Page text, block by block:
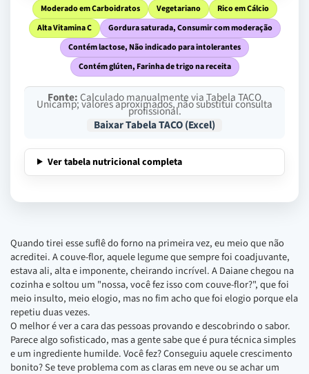
Moderado em Carboidratos Vegetariano
Rico em Cálcio
Alta Vitamina C
Gordura saturada, Consumir com moderação
Contém lactose, Não indicado para intolerantes
Contém glúten, Farinha de trigo na receita
Fonte:Calculado manualmente via Tabela TACO
Unicamp; valores aproximados, não substitui consulta
profissional.
Baixar Tabela TACO (Excel)
Ver tabela nutricional completa
Quando tirei esse suflê do forno na primeira vez, eu meio que não
acreditei. A couve-flor, aquele legume que sempre foi coadjuvante,
estava ali, alta e imponente, cheirando incrível. A Daiane chegou na
cozinha e soltou um "nossa, você fez isso com couve-flor?", que foi
meio insulto, meio elogio, mas no fim acho que foi elogio porque ela
repetiu duas vezes.
O melhor é ver a cara das pessoas provando e descobrindo o sabor.
Parece algo sofisticado, mas a gente sabe que é pura técnica simples
e um ingrediente humilde. Você fez? Conseguiu aquele crescimento
bonito? Se teve problema com as claras em neve ou se achar um